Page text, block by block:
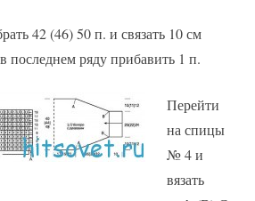
42 (46) 50 п. и связать 10 см
последнем ряду прибавить 1 п.
Перейти
на спицы
№ 4 и
вязать